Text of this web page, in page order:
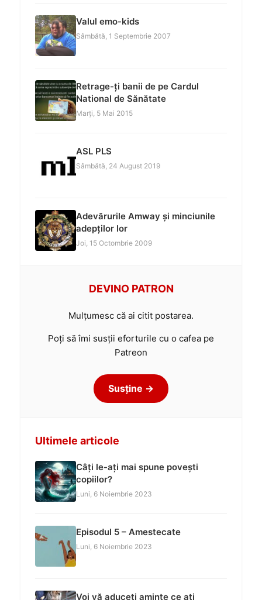
Valul emo-kids
Sâmbătă, 1 Septembrie 2007
Retrage-ți banii de pe Cardul
National de Sănătate
Marți, 5 Mai 2015
ASL PLS
Sâmbătă, 24 August 2019
Adevărurile Amway și minciunile
adepților lor
Joi, 15 Octombrie 2009
DEVINO PATRON
Mulțumesc că ai citit postarea.
Poți să îmi susții eforturile cu o cafea pe
Patreon
Susține →
Ultimele articole
Câți le-ați mai spune povești
copiilor?
Luni, 6 Noiembrie 2023
Episodul 5 – Amestecate
Luni, 6 Noiembrie 2023
Voi vă aduceți aminte ce ați